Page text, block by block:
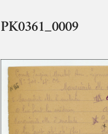
PK0361_0009